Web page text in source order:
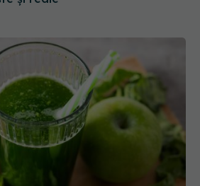
real sau doar marketing?